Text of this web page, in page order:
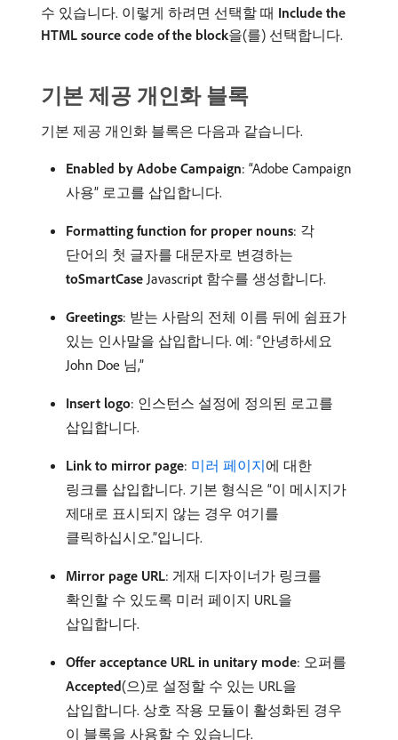
수 있습니다. 이렇게 하려면 선택할 때 Include the
HTML source code of the block​을(를) 선택합니다.
기본 제공 개인화 블록
기본 제공 개인화 블록은 다음과 같습니다.
Enabled by Adobe Campaign: “Adobe Campaign
사용” 로고를 삽입합니다.
Formatting function for proper nouns: 각
단어의 첫 글자를 대문자로 변경하는
toSmartCase Javascript 함수를 생성합니다.
Greetings: 받는 사람의 전체 이름 뒤에 쉼표가
있는 인사말을 삽입합니다. 예: “안녕하세요
John Doe 님,”
Insert logo: 인스턴스 설정에 정의된 로고를
삽입합니다.
Link to mirror page: 미러 페이지에 대한
링크를 삽입합니다. 기본 형식은 “이 메시지가
제대로 표시되지 않는 경우 여기를
클릭하십시오.”입니다.
Mirror page URL: 게재 디자이너가 링크를
확인할 수 있도록 미러 페이지 URL을
삽입합니다.
Offer acceptance URL in unitary mode: 오퍼를
Accepted(으)로 설정할 수 있는 URL을
삽입합니다. 상호 작용 모듈이 활성화된 경우
이 블록을 사용할 수 있습니다.